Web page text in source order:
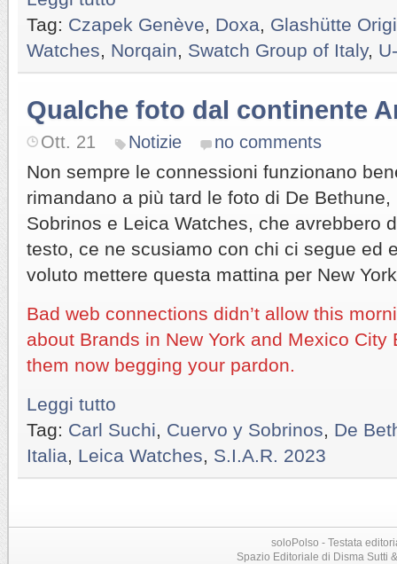
Tag: Czapek Genève Doxa
Glashütte
Watches
Norqain Swatch Group of Italy,
Qualche foto dal continente
Ott. 21 Notizie no comments
Non sempre le connessioni funzionano
rimandano a più tard le foto di De
Sobrinos e Leica Watches, che avrebbero
testo, ce ne scusiamo con chi ci segue ed
voluto mettere questa mattina per New
Bad web connections didn’t allow this
about Brands in New York and Mexico
them now begging your pardon.
Leggi tutto
Tag: Carl Suchi Cuervo y Sobrinos
De
Italia
Leica Watches S.I.A.R. 2023
soloPolso - Testata
Spazio Editoriale di Disma Sutti